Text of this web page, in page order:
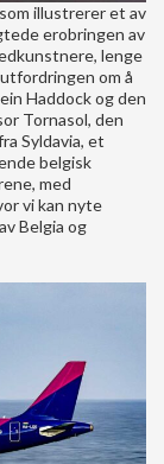
illustrerer et av
erobringen av
lenge
om å
Haddock og den
Tornasol, den
Syldavia, et
belgisk
med
vi kan nyte
Belgia og